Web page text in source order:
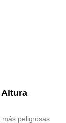
Altura
más peligrosas